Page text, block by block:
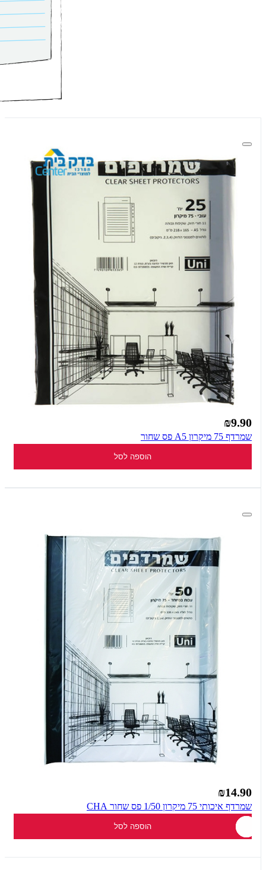
₪9.90
שמרדף 75 מיקרון A5 פס שחור
הוספה לסל
₪14.90
שמרדף איכותי 75 מיקרון 1/50 פס שחור CHA
הוספה לסל